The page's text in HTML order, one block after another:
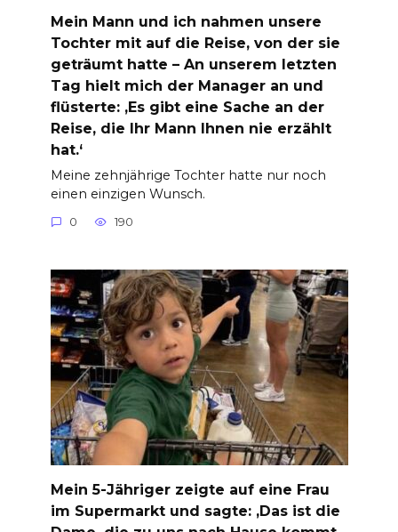
Mein Mann und ich nahmen unsere
Tochter mit auf die Reise, von der sie
geträumt hatte – An unserem letzten
Tag hielt mich der Manager an und
flüsterte: ‚Es gibt eine Sache an der
Reise, die Ihr Mann Ihnen nie erzählt
hat.‘
Meine zehnjährige Tochter hatte nur noch
einen einzigen Wunsch.
0 190
Mein 5-Jähriger zeigte auf eine Frau
im Supermarkt und sagte: ‚Das ist die